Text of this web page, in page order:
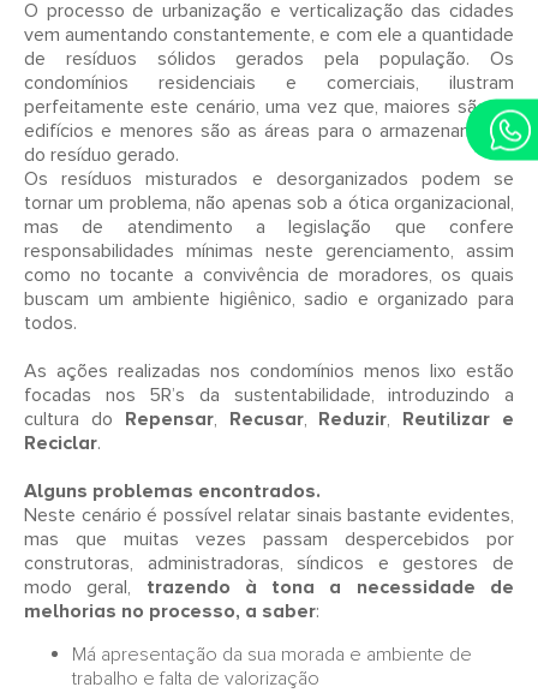
O processo de urbanização e verticalização das cidades
vem aumentando constantemente, e com ele a quantidade
de resíduos sólidos gerados pela população. Os
condomínios residenciais e comerciais, ilustram
perfeitamente este cenário, uma vez que, maiores são os
edifícios e menores são as áreas para o armazenamento
do resíduo gerado.
Os resíduos misturados e desorganizados podem se
tornar um problema, não apenas sob a ótica organizacional,
mas de atendimento a legislação que confere
responsabilidades mínimas neste gerenciamento, assim
como no tocante a convivência de moradores, os quais
buscam um ambiente higiênico, sadio e organizado para
todos.
As ações realizadas nos condomínios menos lixo estão
focadas nos 5R’s da sustentabilidade, introduzindo a
cultura do Repensar, Recusar, Reduzir, Reutilizar e
Reciclar.
Alguns problemas encontrados.
Neste cenário é possível relatar sinais bastante evidentes,
mas que muitas vezes passam despercebidos por
construtoras, administradoras, síndicos e gestores de
modo geral, trazendo à tona a necessidade de
melhorias no processo, a saber:
Má apresentação da sua morada e ambiente de
trabalho e falta de valorização